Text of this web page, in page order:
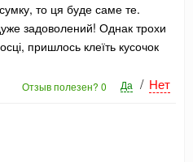
то ця буде саме те.
задоволений! Однак трохи
пришлось клеїть кусочок
Да / Нет
Отзыв полезен?0